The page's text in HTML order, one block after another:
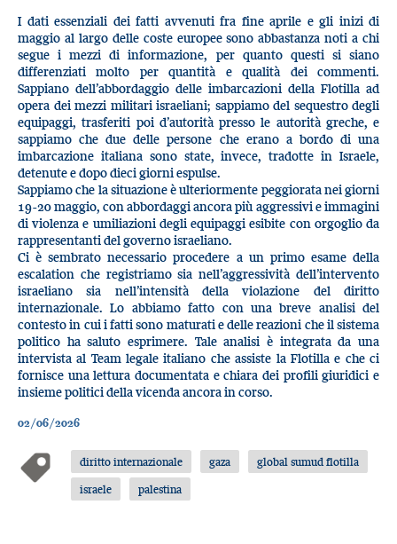
I dati essenziali dei fatti avvenuti fra fine aprile e gli inizi di
maggio al largo delle coste europee sono abbastanza noti a chi
segue i mezzi di informazione, per quanto questi si siano
differenziati molto per quantità e qualità dei commenti.
Sappiano dell’abbordaggio delle imbarcazioni della Flotilla ad
opera dei mezzi militari israeliani; sappiamo del sequestro degli
equipaggi, trasferiti poi d’autorità presso le autorità greche, e
sappiamo che due delle persone che erano a bordo di una
imbarcazione italiana sono state, invece, tradotte in Israele,
detenute e dopo dieci giorni espulse.
Sappiamo che la situazione è ulteriormente peggiorata nei giorni
19-20 maggio, con abbordaggi ancora più aggressivi e immagini
di violenza e umiliazioni degli equipaggi esibite con orgoglio da
rappresentanti del governo israeliano.
Ci è sembrato necessario procedere a un primo esame della
escalation che registriamo sia nell’aggressività dell’intervento
israeliano sia nell’intensità della violazione del diritto
internazionale. Lo abbiamo fatto con una breve analisi del
contesto in cui i fatti sono maturati e delle reazioni che il sistema
politico ha saluto esprimere. Tale analisi è integrata da una
intervista al Team legale italiano che assiste la Flotilla e che ci
fornisce una lettura documentata e chiara dei profili giuridici e
insieme politici della vicenda ancora in corso.
02/06/2026
diritto internazionale gaza
global sumud flotilla
israele
palestina